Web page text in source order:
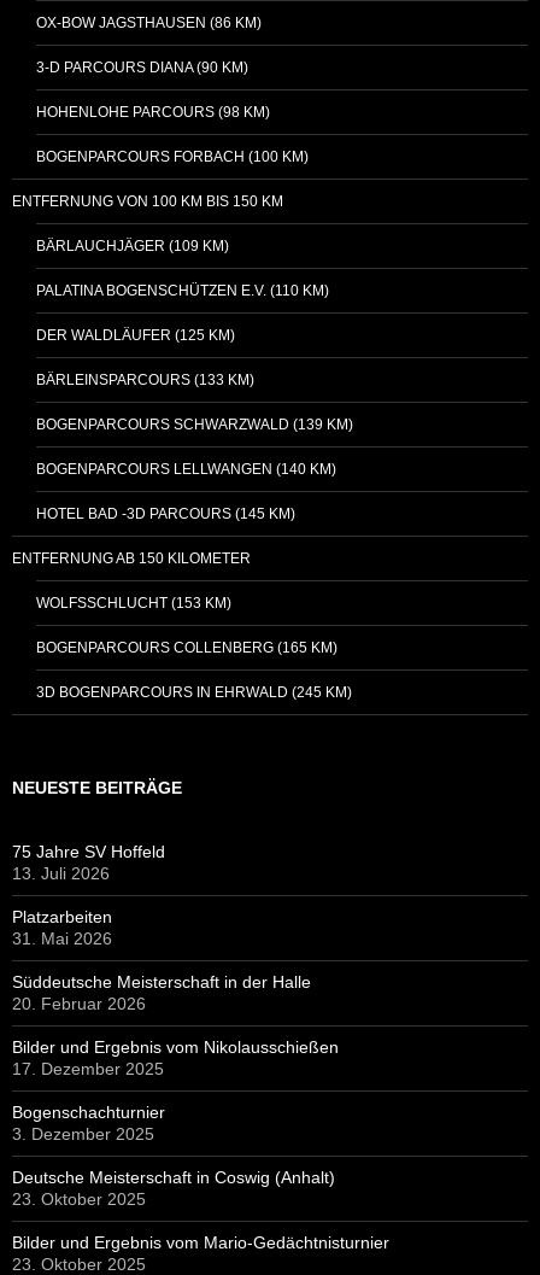
OX-BOW JAGSTHAUSEN (86 KM)
3-D PARCOURS DIANA (90 KM)
HOHENLOHE PARCOURS (98 KM)
BOGENPARCOURS FORBACH (100 KM)
ENTFERNUNG VON 100 KM BIS 150 KM
BÄRLAUCHJÄGER (109 KM)
PALATINA BOGENSCHÜTZEN E.V. (110 KM)
DER WALDLÄUFER (125 KM)
BÄRLEINSPARCOURS (133 KM)
BOGENPARCOURS SCHWARZWALD (139 KM)
BOGENPARCOURS LELLWANGEN (140 KM)
HOTEL BAD -3D PARCOURS (145 KM)
ENTFERNUNG AB 150 KILOMETER
WOLFSSCHLUCHT (153 KM)
BOGENPARCOURS COLLENBERG (165 KM)
3D BOGENPARCOURS IN EHRWALD (245 KM)
NEUESTE BEITRÄGE
75 Jahre SV Hoffeld
13. Juli 2026
Platzarbeiten
31. Mai 2026
Süddeutsche Meisterschaft in der Halle
20. Februar 2026
Bilder und Ergebnis vom Nikolausschießen
17. Dezember 2025
Bogenschachturnier
3. Dezember 2025
Deutsche Meisterschaft in Coswig (Anhalt)
23. Oktober 2025
Bilder und Ergebnis vom Mario-Gedächtnisturnier
23. Oktober 2025